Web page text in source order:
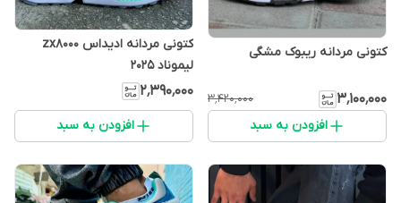
کتونی مردانه ریبوک مشگی
۳٬۱۰۰٬۰۰۰ ۳٬۴۲۰٬۰۰۰
افزودن به سبد
کتونی مردانه ادیداس zx8000
لیموناد 2025
۲٬۳۹۰٬۰۰۰
افزودن به سبد